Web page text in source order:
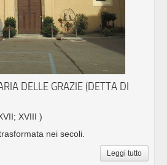
DELLE GRAZIE (DETTA DI
XVIII )
nei secoli.
Leggi tutto